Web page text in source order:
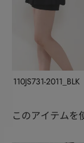
110JS731-2011_BLK
このアイテムを